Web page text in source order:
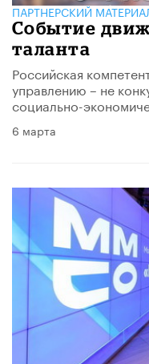
ПАРТНЕРСКИЙ
Событие
таланта
Российская
управлению – не
социально-
6 марта